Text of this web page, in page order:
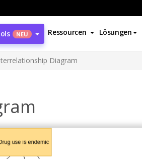
NEU Ressourcen Lösungen
Diagram